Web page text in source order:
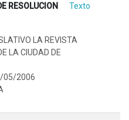
RESOLUCION
Texto
LA REVISTA
LA CIUDAD DE
05/2006